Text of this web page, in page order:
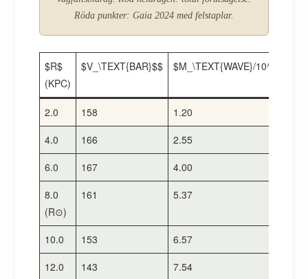
Röda punkter: Gaia 2024 med felstaplar.
$R$
(KPC)
$V_\TEXT{BAR}$$ $M_\TEXT{WAVE}/10^{10}$
2.0 158 1.20
4.0
166 2.55
6.0
167 4.00
8.0
(R⊙)
161 5.37
10.0 153 6.57
12.0
143 7.54